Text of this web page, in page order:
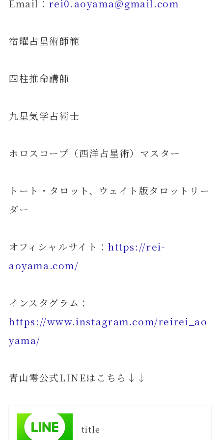
Email： rei0.aoyama@gmail.com
宿曜占星術師範
四柱推命講師
九星気学占術士
ホロスコープ（西洋占星術）マスター
トート・タロット、ウェイト版タロットリー
ダー
オフィシャルサイト：https://rei-
aoyama.com/
インスタグラム：
https://www.instagram.com/reirei_ao
yama/
青山零公式LINEはこちら↓↓
title